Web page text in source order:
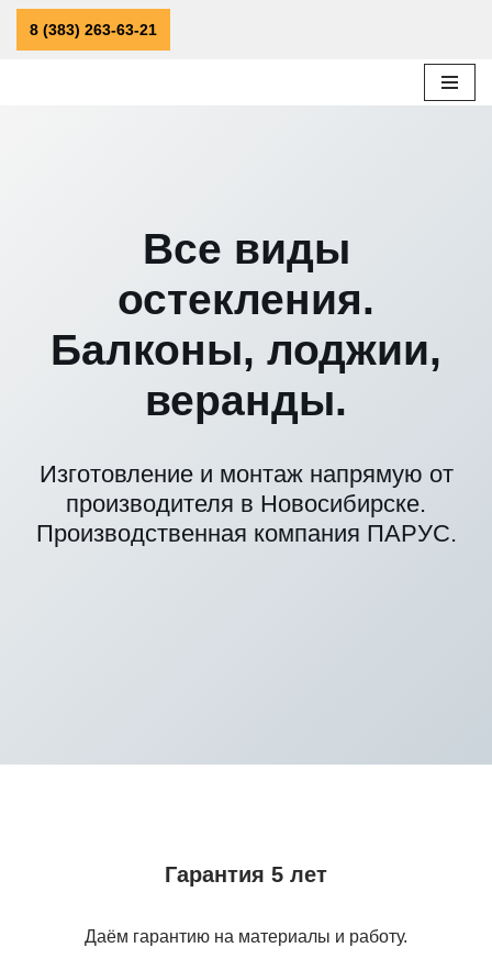
8 (383) 263-63-21
Все виды
остекления.
Балконы, лоджии,
веранды.
Изготовление и монтаж напрямую от
производителя в Новосибирске.
Производственная компания ПАРУС.
Гарантия 5 лет
Даём гарантию на материалы и работу.